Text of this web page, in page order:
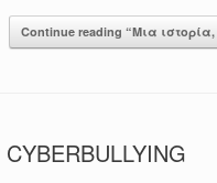
Continue reading “Μια
CYBERBULLYING